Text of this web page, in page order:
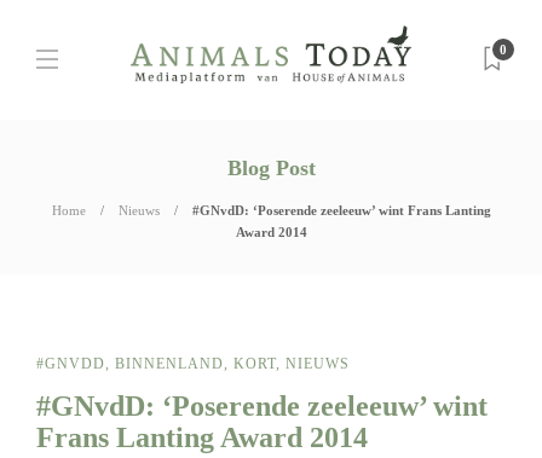
0
Blog Post
Home Nieuws
#GNvdD: ‘Poserende zeeleeuw’ wint Frans Lanting
Award 2014
#GNVDD, BINNENLAND, KORT, NIEUWS
#GNvdD: ‘Poserende zeeleeuw’ wint
Frans Lanting Award 2014